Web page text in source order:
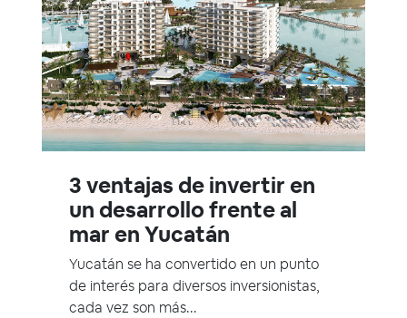
3 ventajas de invertir en
un desarrollo frente al
mar en Yucatán
Yucatán se ha convertido en un punto
de interés para diversos inversionistas,
cada vez son más...